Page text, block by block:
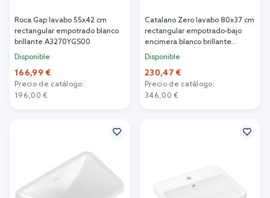
Roca Gap lavabo 55x42 cm
rectangular empotrado blanco
brillante A3270YGS00
Disponible
166,99 €
Precio de catálogo:
196,00 €
Catalano Zero lavabo 80x37 cm
rectangular empotrado-bajo
encimera blanco brillante
0124810001
Disponible
230,47 €
Precio de catálogo:
346,00 €